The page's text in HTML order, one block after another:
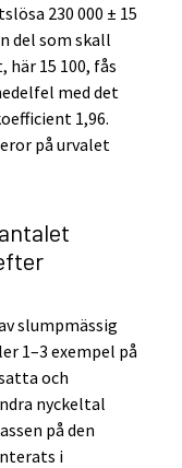
230 000 ± 15
del som skall
15 100, fås
med det
1,96.
på urvalet
slumpmässig
1–3 exempel på
och
nyckeltal
på den
i